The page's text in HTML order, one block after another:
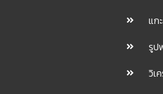
แก
รูป
วิเ